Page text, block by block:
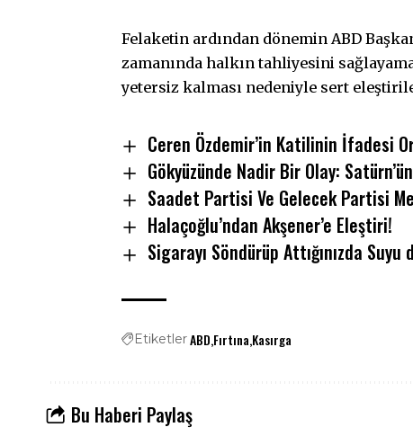
Felaketin ardından dönemin ABD
zamanında halkın tahliyesini
yetersiz kalması nedeniyle sert
Ceren Özdemir’in Katilinin İfadesi
Gökyüzünde Nadir Bir Olay:
Saadet Partisi Ve Gelecek Partisi
Halaçoğlu’ndan Akşener’e Eleştiri!
Sigarayı Söndürüp Attığınızda
EtiketlerABD Fırtına Kasırga
Bu Haberi Paylaş